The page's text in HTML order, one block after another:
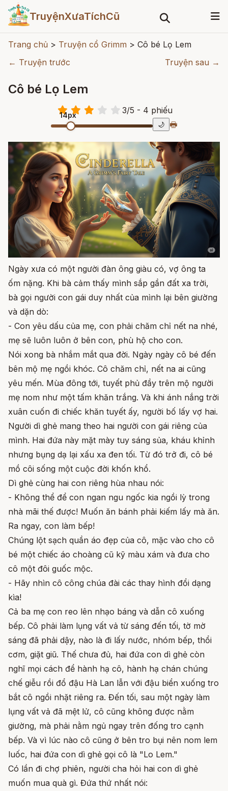
TruyệnXưaTíchCũ
Trang chủ > Truyện cổ Grimm > Cô bé Lọ Lem
← Truyện trước
Truyện sau →
Cô bé Lọ Lem
3/5 - 4 phiếu
14px
🌙 🖶
Ngày xưa có một người đàn ông giàu có, vợ ông ta
ốm nặng. Khi bà cảm thấy mình sắp gần đất xa trời,
bà gọi người con gái duy nhất của mình lại bên giường
và dặn dò:
- Con yêu dấu của mẹ, con phải chăm chỉ nết na nhé,
mẹ sẽ luôn luôn ở bên con, phù hộ cho con.
Nói xong bà nhắm mắt qua đời. Ngày ngày cô bé đến
bên mộ mẹ ngồi khóc. Cô chăm chỉ, nết na ai cũng
yêu mến. Mùa đông tới, tuyết phủ đầy trên mộ người
mẹ nom như một tấm khăn trắng. Và khi ánh nắng trời
xuân cuốn đi chiếc khăn tuyết ấy, người bố lấy vợ hai.
Người dì ghẻ mang theo hai người con gái riêng của
mình. Hai đứa này mặt mày tuy sáng sủa, kháu khỉnh
nhưng bụng dạ lại xấu xa đen tối. Từ đó trở đi, cô bé
mồ côi sống một cuộc đời khốn khổ.
Dì ghẻ cùng hai con riêng hùa nhau nói:
- Không thể để con ngan ngu ngốc kia ngồi lỳ trong
nhà mãi thế được! Muốn ăn bánh phải kiếm lấy mà ăn.
Ra ngay, con làm bếp!
Chúng lột sạch quần áo đẹp của cô, mặc vào cho cô
bé một chiếc áo choàng cũ kỹ màu xám và đưa cho
cô một đôi guốc mộc.
- Hãy nhìn cô công chúa đài các thay hình đổi dạng
kìa!
Cả ba mẹ con reo lên nhạo báng và dẫn cô xuống
bếp. Cô phải làm lụng vất vả từ sáng đến tối, tờ mờ
sáng đã phải dậy, nào là đi lấy nước, nhóm bếp, thổi
cơm, giặt giũ. Thế chưa đủ, hai đứa con dì ghẻ còn
nghĩ mọi cách để hành hạ cô, hành hạ chán chúng
chế giễu rồi đổ đậu Hà Lan lẫn với đậu biển xuống tro
bắt cô ngồi nhặt riêng ra. Đến tối, sau một ngày làm
lụng vất vả đã mệt lử, cô cũng không được nằm
giường, mà phải nằm ngủ ngay trên đống tro cạnh
bếp. Và vì lúc nào cô cũng ở bên tro bụi nên nom lem
luốc, hai đứa con dì ghẻ gọi cô là "Lo Lem."
Có lần đi chợ phiên, người cha hỏi hai con dì ghẻ
muốn mua quà gì. Đứa thứ nhất nói: